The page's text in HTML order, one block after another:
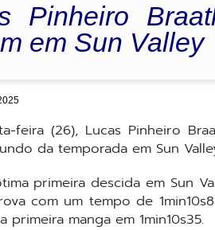
Pinheiro
em Sun Valley
feira (26), Lucas Pinheiro
da temporada em Sun
primeira descida em Sun
com um tempo de
primeira manga em 1min10s35.